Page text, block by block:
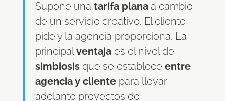
Supone una tarifa planaa cambio
de un servicio creativo. El cliente
pide y la agencia proporciona. La
principalventajaes el nivel de
simbiosisque se establece entre
agencia y clientepara llevar
adelante proyectos de